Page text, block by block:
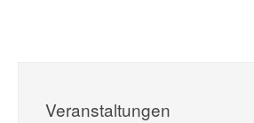
Veranstaltungen